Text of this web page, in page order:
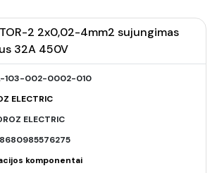
2 2x0,02-4mm2 sujungimas
32A 450V
103-002-0002-010
ELECTRIC
ELECTRIC
8680985576275
komponentai